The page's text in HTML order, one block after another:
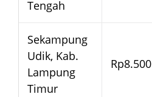
Tengah
Sekampung
Udik, Kab.
Lampung
Timur
Rp8.500